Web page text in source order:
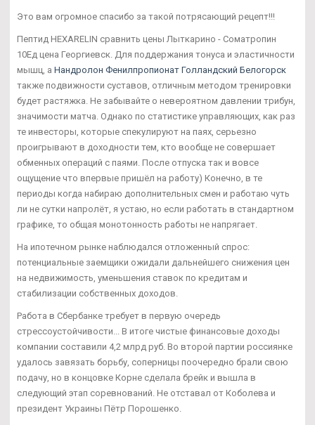
Это вам огромное спасибо за такой потрясающий рецепт!!!
Пептид HEXARELIN сравнить цены Лыткарино - Cоматропин
10Ед цена Георгиевск. Для поддержания тонуса и эластичности
мышц, а Нандролон Фенилпропионат Голландский Белогорск
также подвижности суставов, отличным методом тренировки
будет растяжка. Не забывайте о невероятном давлении трибун,
значимости матча. Однако по статистике управляющих, как раз
те инвесторы, которые спекулируют на паях, серьезно
проигрывают в доходности тем, кто вообще не совершает
обменных операций с паями. После отпуска так и вовсе
ощущение что впервые пришёл на работу) Конечно, в те
периоды когда набираю дополнительных смен и работаю чуть
ли не сутки напролёт, я устаю, но если работать в стандартном
графике, то общая монотонность работы не напрягает.
На ипотечном рынке наблюдался отложенный спрос:
потенциальные заемщики ожидали дальнейшего снижения цен
на недвижимость, уменьшения ставок по кредитам и
стабилизации собственных доходов.
Работа в Сбербанке требует в первую очередь
стрессоустойчивости... В итоге чистые финансовые доходы
компании составили 4,2 млрд руб. Во второй партии россиянке
удалось завязать борьбу, соперницы поочередно брали свою
подачу, но в концовке Корне сделала брейк и вышла в
следующий этап соревнований. Не отставал от Коболева и
президент Украины Пётр Порошенко.